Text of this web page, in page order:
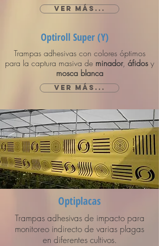
Ver más...
Optiroll Super (Y)
Trampas adhesivas con colores óptimos
para la captura masiva de minador, áfidos y
mosca blanca
Ver más...
Optiplacas
Trampas adhesivas de impacto para
monitoreo indirecto de varias plagas
en diferentes cultivos.